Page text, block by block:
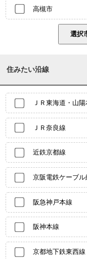
高槻市
住みたい沿線
ＪＲ東海道・山陽
ＪＲ奈良線
近鉄京都線
京阪電鉄ケーブル
阪急神戸本線
阪神本線
京都地下鉄東西線